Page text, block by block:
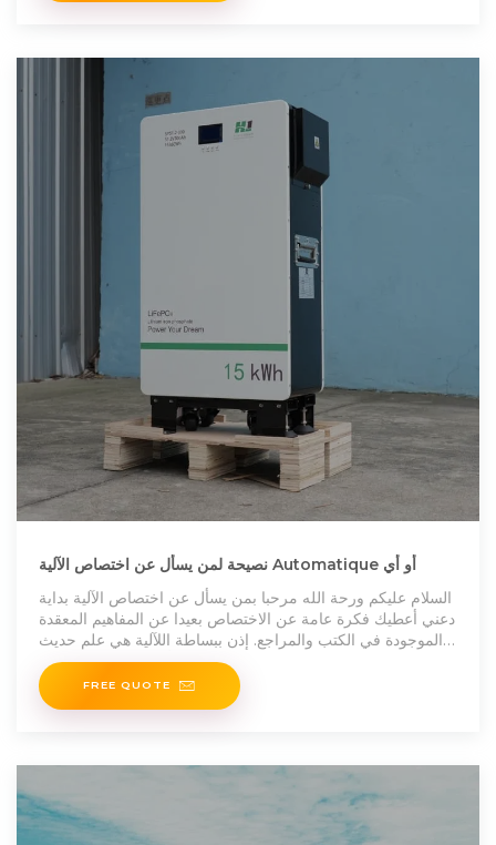
نصيحة لمن يسأل عن اختصاص الآلية Automatique أو أي
السلام عليكم ورحة الله مرحبا بمن يسأل عن اختصاص الآلية بداية
دعني أعطيك فكرة عامة عن الاختصاص بعيدا عن المفاهيم المعقدة
الموجودة في الكتب والمراجع. إذن ببساطة اللآلية هي علم حديث
يعمل على إلغاء تأثير الانسان في عمل
FREE QUOTE